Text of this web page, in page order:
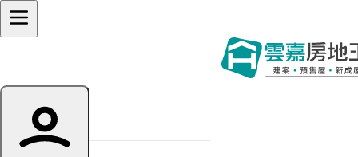
篩選條件